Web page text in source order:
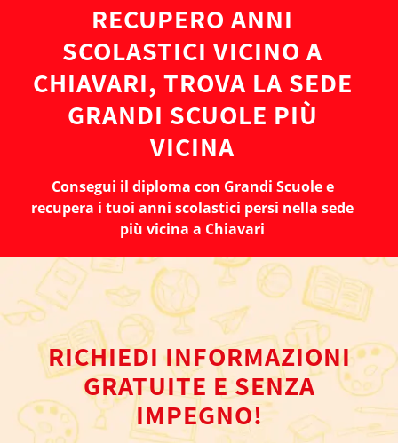
RECUPERO ANNI
SCOLASTICI VICINO A
CHIAVARI, TROVA LA SEDE
GRANDI SCUOLE PIÙ
VICINA
Consegui il diploma con Grandi Scuole e
recupera i tuoi anni scolastici persi nella sede
più vicina a Chiavari
RICHIEDI INFORMAZIONI
GRATUITE E SENZA
IMPEGNO!